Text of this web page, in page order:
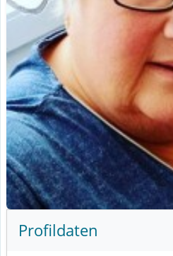
Profildaten